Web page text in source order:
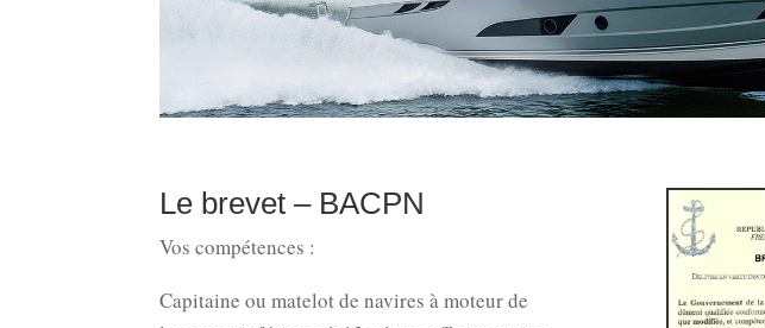
Le brevet – BACPN
Vos compétences :
Capitaine ou matelot de navires à moteur de